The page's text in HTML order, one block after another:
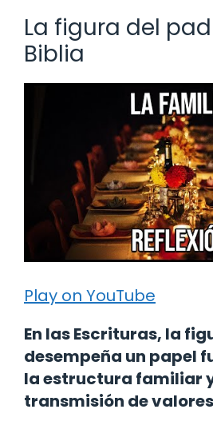
La figura del
Biblia
Play on YouTube
En las Escrituras, la
desempeña un papel
la estructura familiar
transmisión de